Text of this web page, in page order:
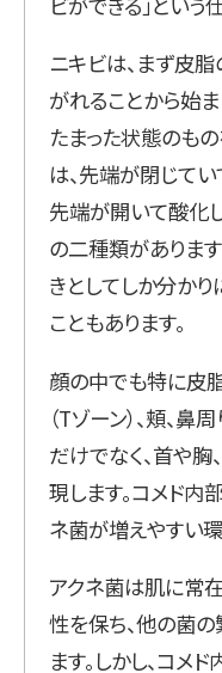
ニキビは、まず皮
がれることから始
たまった状態のもの
は、先端が閉じてい
先端が開いて酸化し
の二種類がありま
きとしてしか分かり
こともあります。
顔の中でも特に皮
（Tゾーン）、頬、鼻
だけでなく、首や胸
現します。コメド内
ネ菌が増えやすい
アクネ菌は肌に常
性を保ち、他の菌
ます。しかし、コメ